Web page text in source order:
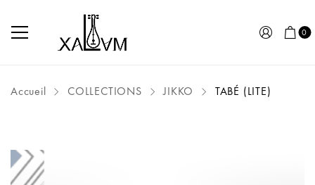
0
Accueil COLLECTIONS JIKKO TABÉ (LITE)